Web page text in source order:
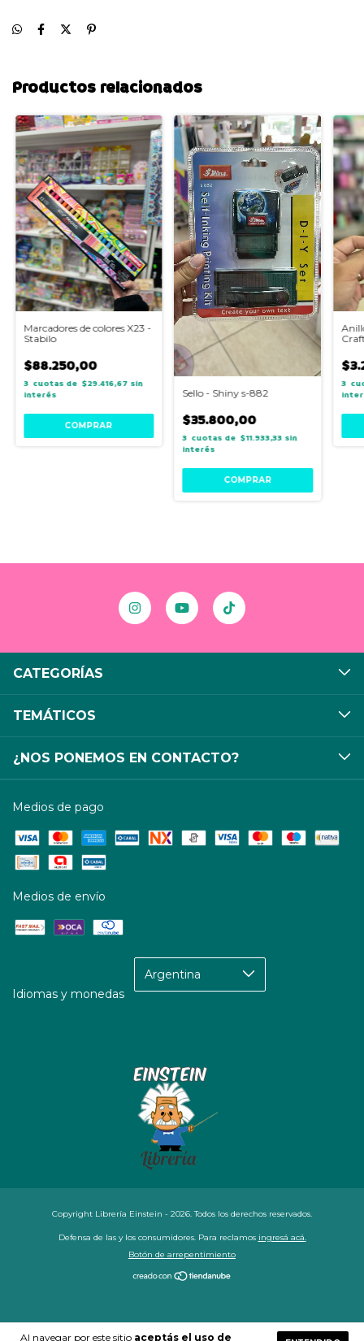
Al navegar por este sitio aceptás el uso de
Productos relacionados
Marcadores de colores X23 -
Stabilo
$88.250,00
3 $29.416,67 sin
interés
Sello - Shiny s-882
$35.800,00
3 $11.933,33 sin
interés
3
CATEGORÍAS
TEMÁTICOS
¿NOS PONEMOS EN CONTACTO?
Medios de pago
Medios de envío
Idiomas y monedas
Copyright Librería Einstein - 2026. Todos los derechos reservados.
Defensa de las y los consumidores. Para reclamos ingresá acá.
Botón de arrepentimiento